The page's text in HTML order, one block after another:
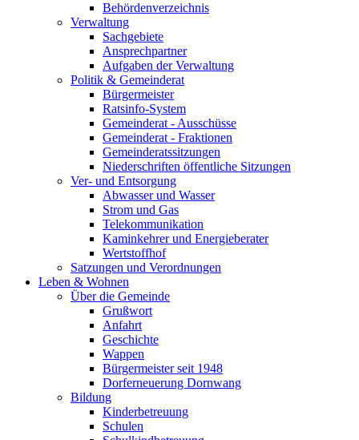
Behördenverzeichnis
Verwaltung
Sachgebiete
Ansprechpartner
Aufgaben der Verwaltung
Politik & Gemeinderat
Bürgermeister
Ratsinfo-System
Gemeinderat - Ausschüsse
Gemeinderat - Fraktionen
Gemeinderatssitzungen
Niederschriften öffentliche Sitzungen
Ver- und Entsorgung
Abwasser und Wasser
Strom und Gas
Telekommunikation
Kaminkehrer und Energieberater
Wertstoffhof
Satzungen und Verordnungen
Leben & Wohnen
Über die Gemeinde
Grußwort
Anfahrt
Geschichte
Wappen
Bürgermeister seit 1948
Dorferneuerung Dornwang
Bildung
Kinderbetreuung
Schulen